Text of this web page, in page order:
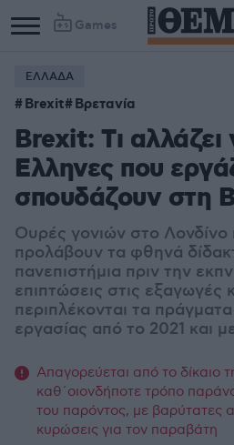
Games
ΕΛΛΑΔΑ
Brexit Βρετανία
Brexit: Tι αλλάζει
Ελληνες που
σπουδάζουν στη
Ουρές γονιών στο Λονδίνο
προλάβουν τα φθηνά
πανεπιστήμια πριν την
επιπτώσεις στις εξαγωγές
περιπλέκονται τα
εργασίας από το 2021 και
Απαγορεύεται από το δίκαιο
καθ΄οιονδήποτε τρόπο
του παρόντος, με βαρύτατες
κυρώσεις για τον παραβάτη